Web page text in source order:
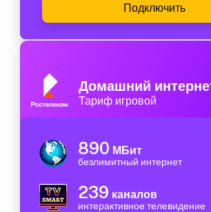
Подключить
Домашний
Тариф игровой
890 МБит
безлимитный интернет
239 каналов
интерактивное телевидение